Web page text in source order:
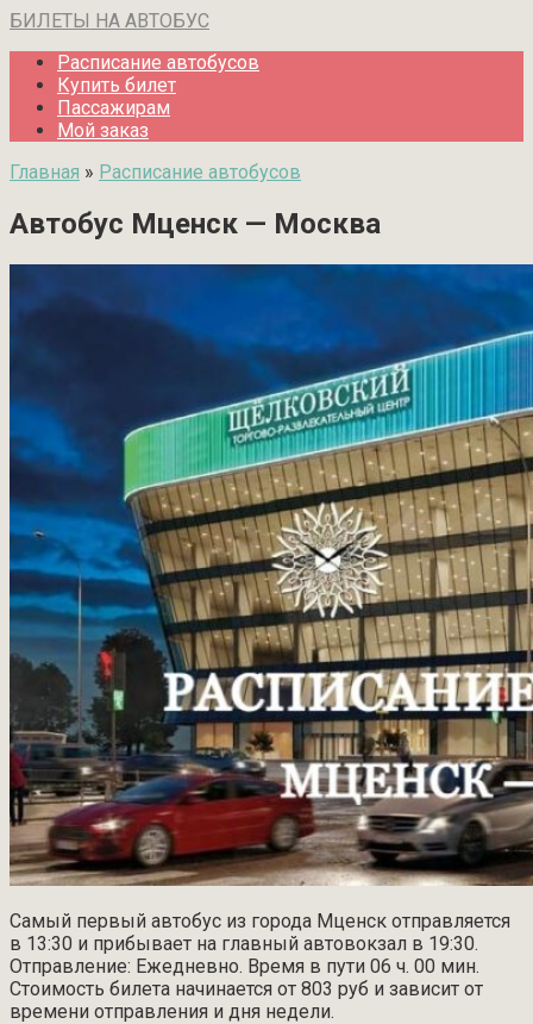
Перейти
контенту
БИЛЕТЫ НА АВТОБУС
Расписание автобусов
Купить билет
Пассажирам
Мой заказ
Главная » Расписание автобусов
Автобус Мценск — Москва
Самый первый автобус из города Мценск отправляется
в 13:30 и прибывает на главный автовокзал в 19:30.
Отправление: Ежедневно. Время в пути 06 ч. 00 мин.
Стоимость билета начинается от 803 руб и зависит от
времени отправления и дня недели.